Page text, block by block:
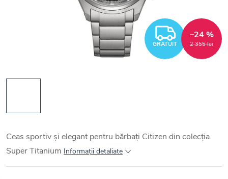
GRATUIT 2 355 lei
–24 %
Ceas sportiv și elegant pentru bărbați Citizen din colecția
Super Titanium Informaţii detaliate